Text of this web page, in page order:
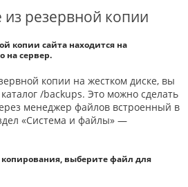
из резервной копии
копии сайта находится на
на сервер.
копии на жестком диске, вы
/backups. Это можно сделать
менеджер файлов встроенный в
«Система и файлы» —
выберите файл для